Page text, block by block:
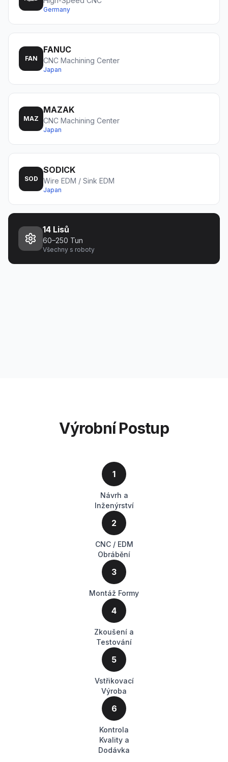
Germany
FAN
FANUC
CNC Machining Center
Japan
MAZ
MAZAK
CNC Machining Center
Japan
SOD
SODICK
Wire EDM / Sink EDM
Japan
14 Lisů
60–250 Tun
Všechny s roboty
Výrobní Postup
1
Návrh a
Inženýrství
2
CNC / EDM
Obrábění
3
Montáž Formy
4
Zkoušení a
Testování
5
Vstřikovací
Výroba
6
Kontrola
Kvality a
Dodávka